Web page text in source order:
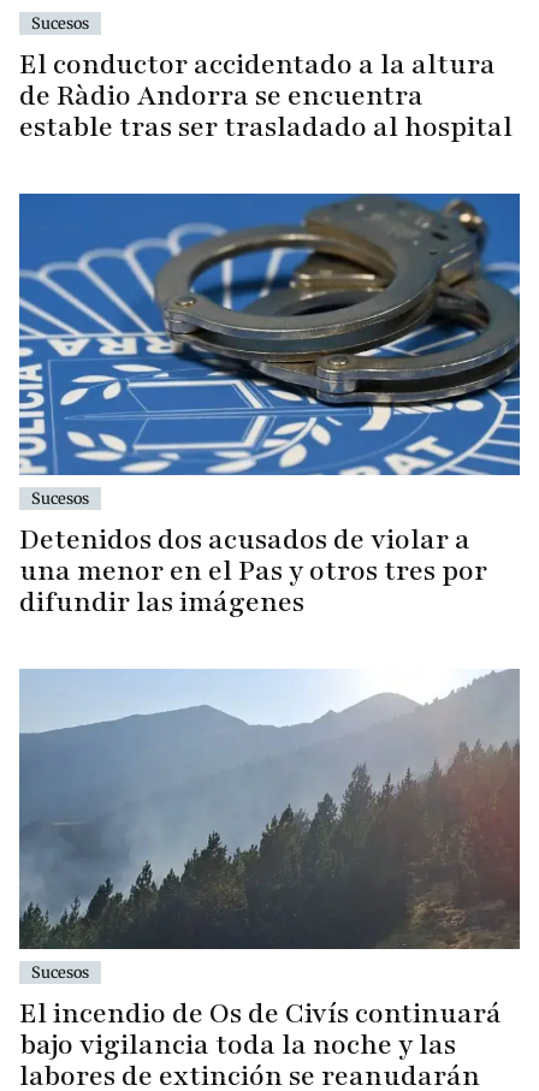
Sucesos
El conductor accidentado a la altura
de Ràdio Andorra se encuentra
estable tras ser trasladado al hospital
Sucesos
Detenidos dos acusados de violar a
una menor en el Pas y otros tres por
difundir las imágenes
Sucesos
El incendio de Os de Civís continuará
bajo vigilancia toda la noche y las
labores de extinción se reanudarán